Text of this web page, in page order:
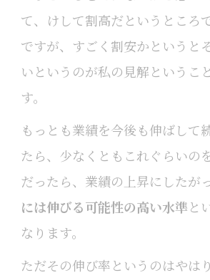
て、けして割高だというところ
ですが、すごく割安かというと
いというのが私の見解というこ
す。
もっとも業績を今後も伸ばして
たら、少なくともこれぐらいの
だったら、業績の上昇にしたが
には伸びる可能性の高い水準と
なります。
ただその伸び率というのはやは